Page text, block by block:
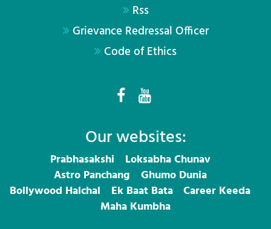
Rss
Grievance Redressal Officer
Code of Ethics
Our websites:
Prabhasakshi
Loksabha Chunav
Astro Panchang
Ghumo Dunia
Bollywood Halchal
Ek Baat Bata
Career Keeda
Maha Kumbha